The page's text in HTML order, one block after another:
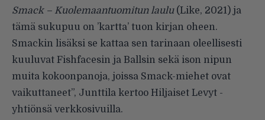
Smack – Kuolemaantuomitun laulu(Like, 2021) ja
tämä sukupuu on ’kartta’ tuon kirjan oheen.
Smackin lisäksi se kattaa sen tarinaan oleellisesti
kuuluvat Fishfacesin ja Ballsin sekä ison nipun
muita kokoonpanoja, joissa Smack-miehet ovat
vaikuttaneet”, Junttila kertoo Hiljaiset Levyt -
yhtiönsä verkkosivuilla.